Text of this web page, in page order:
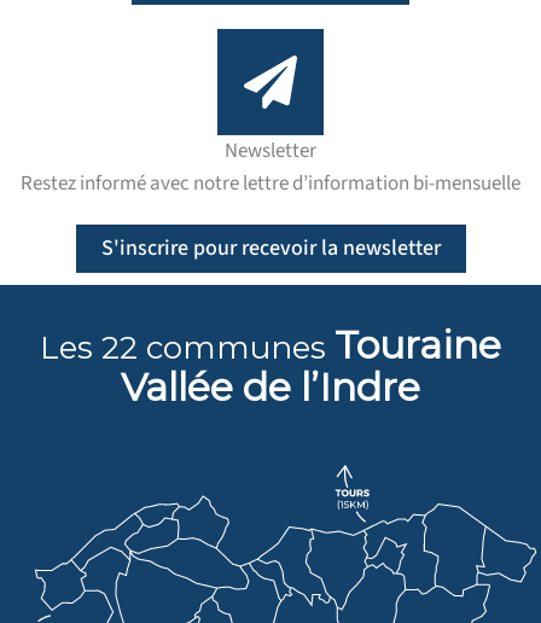
Newsletter
Restez informé avec notre lettre d’information bi-mensuelle
S'inscrire pour recevoir la newsletter
Les 22 communes Touraine
Vallée de l’Indre